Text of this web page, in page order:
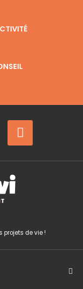
Y
o
t
projets de vie !